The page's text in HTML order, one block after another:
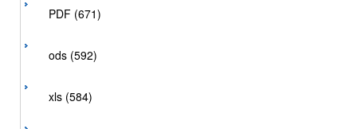
PDF (671)
ods (592)
xls (584)